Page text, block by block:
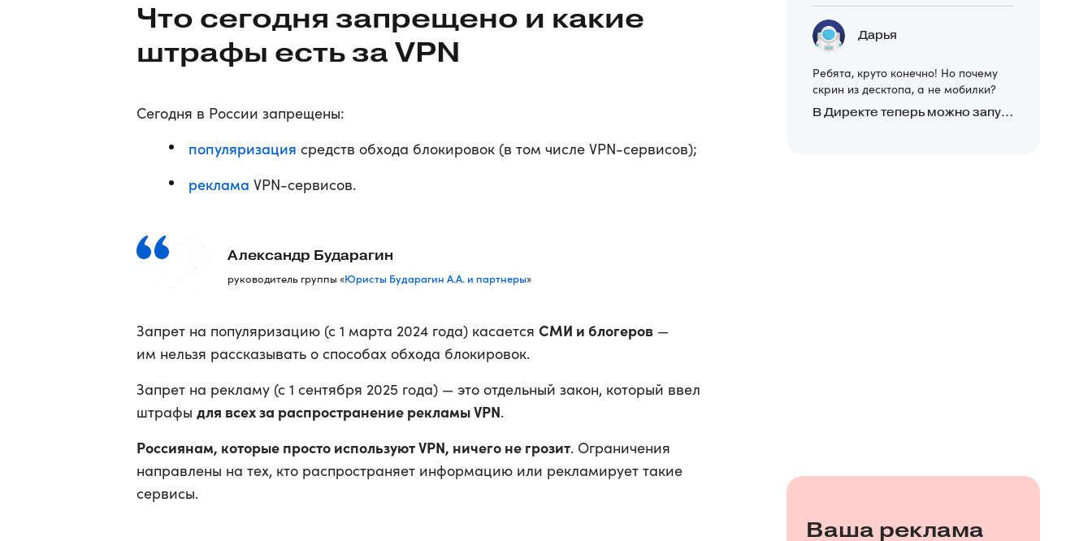
Что сегодня запрещено и какие
штрафы есть за VPN
Сегодня в России запрещены:
популяризация средств обхода блокировок (в том числе VPN-сервисов);
реклама VPN-сервисов.
Александр Бударагин
руководитель группы «Юристы Бударагин А.А. и партнеры»
Запрет на популяризацию (с 1 марта 2024 года) касается СМИ и блогеров —
им нельзя рассказывать о способах обхода блокировок.
Запрет на рекламу (с 1 сентября 2025 года) — это отдельный закон, который ввел
штрафы для всех за распространение рекламы VPN.
Россиянам, которые просто используют VPN, ничего не грозит. Ограничения
направлены на тех, кто распространяет информацию или рекламирует такие
сервисы.
Дарья
Ребята, круто конечно! Но почему
скрин из десктопа, а не мобилки?
В Директе теперь можно запускать Премиум-билборд для мобильных устройств
Ваша реклама